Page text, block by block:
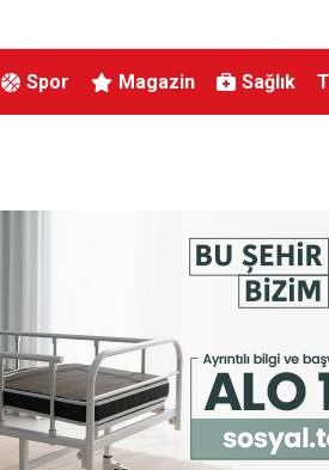
Spor Magazin Sağlık
Havadan ve karadan müdahale